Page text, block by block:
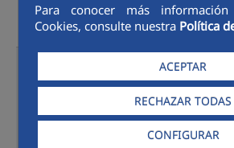
Para conocer más
Cookies, consulte nuestra Política
ACEPTAR
RECHAZAR TODAS
CONFIGURAR
Plaza de